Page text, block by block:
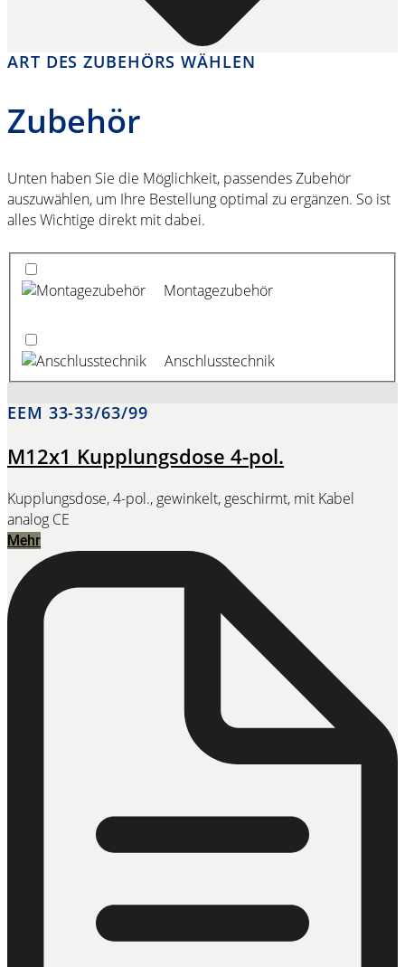
ART DES ZUBEHÖRS WÄHLEN
Zubehör
Unten haben Sie die Möglichkeit, passendes Zubehör
auszuwählen, um Ihre Bestellung optimal zu ergänzen. So ist
alles Wichtige direkt mit dabei.
Montagezubehör
Anschlusstechnik
EEM 33-33/63/99
M12x1 Kupplungsdose 4-pol.
Kupplungsdose, 4-pol., gewinkelt, geschirmt, mit Kabel
analog CE
Mehr